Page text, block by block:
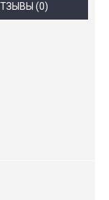
(0)